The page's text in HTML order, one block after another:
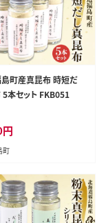
町産真昆布 時短だ
5本セット FKB051
円
町